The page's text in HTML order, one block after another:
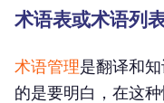
术语表或术语列
术语管理是翻译和
的是要明白，在这